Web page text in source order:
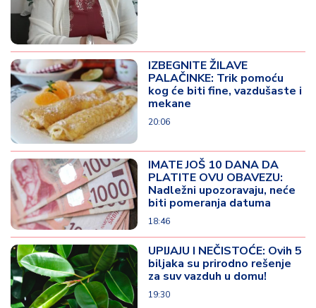
IZBEGNITE ŽILAVE
PALAČINKE: Trik pomoću
kog će biti fine, vazdušaste i
mekane
20:06
IMATE JOŠ 10 DANA DA
PLATITE OVU OBAVEZU:
Nadležni upozoravaju, neće
biti pomeranja datuma
18:46
UPIJAJU I NEČISTOĆE: Ovih 5
biljaka su prirodno rešenje
za suv vazduh u domu!
19:30